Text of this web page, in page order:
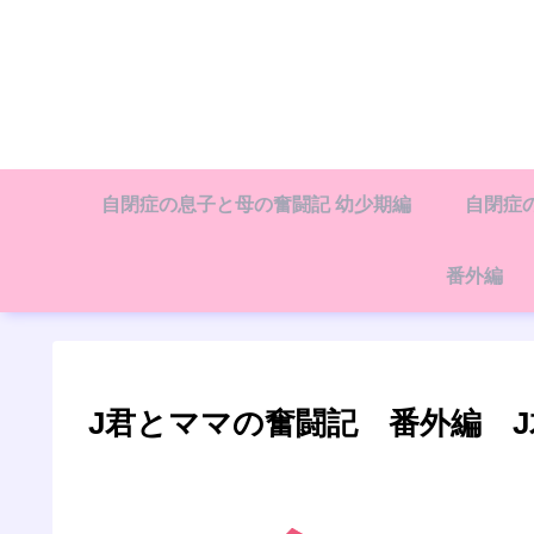
自閉症の息子と母の奮闘記 幼少期編 自閉症
番外編
J君とママの奮闘記 番外編 J